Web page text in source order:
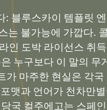
: 블루스카이 템플릿
는 불가능에 가깝다.
인 도박 라이선스 취
누구보다 이 말의 무
가 마주한 현실은 각국
맷과 언어가 천차만
국 컬주에고는 스페